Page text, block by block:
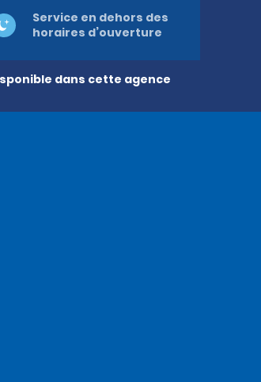
dans cette agence
Service en dehors des
horaires d’ouverture